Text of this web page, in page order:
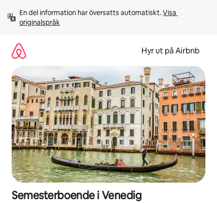
innehåll
En del information har översatts automatiskt. Visa
originalspråk
Hyr ut på Airbnb
Semesterboende i Venedig